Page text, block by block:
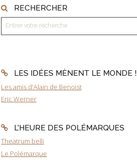
RECHERCHER
LES IDÉES MÈNENT LE MONDE !
Les amis d'Alain de Benoist
Eric Werner
L'HEURE DES POLÉMARQUES
Theatrum belli
Le Polémarque